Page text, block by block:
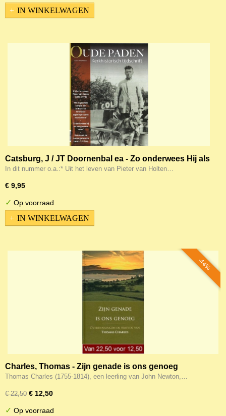
IN WINKELWAGEN
Catsburg, J / JT Doornenbal ea - Zo onderwees Hij als
een getrouw vader (Oude Paden)
In dit nummer o.a.:* Uit het leven van Pieter van Holten…
€ 9,95
✓ Op voorraad
IN WINKELWAGEN
-44%
Charles, Thomas - Zijn genade is ons genoeg
Thomas Charles (1755-1814), een leerling van John Newton,…
€ 22,50 € 12,50
✓ Op voorraad